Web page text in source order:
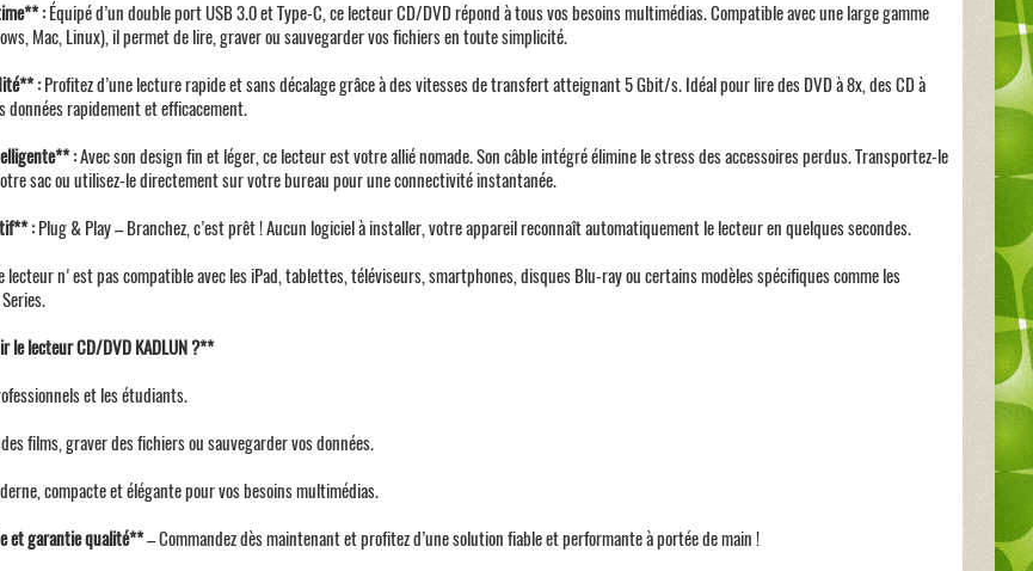
:Équipé d’un double port USB 3.0 et Type-C, ce lecteur CD/DVD répond à tous vos besoins multimédias. Compatible avec une large gamme
Mac, Linux), il permet de lire, graver ou sauvegarder vos fichiers en toute simplicité.
:Profitez d’une lecture rapide et sans décalage grâce à des vitesses de transfert atteignant 5 Gbit/s. Idéal pour lire des DVD à 8x, des CD à
données rapidement et efficacement.
:Avec son design fin et léger, ce lecteur est votre allié nomade. Son câble intégré élimine le stress des accessoires perdus. Transportez-le
sac ou utilisez-le directement sur votre bureau pour une connectivité instantanée.
:Plug & Play – Branchez, c’est prêt ! Aucun logiciel à installer, votre appareil reconnaît automatiquement le lecteur en quelques secondes.
lecteur n'est pas compatible avec les iPad, tablettes, téléviseurs, smartphones, disques Blu-ray ou certains modèles spécifiques comme les
le lecteur CD/DVD KADLUN ?**
et les étudiants.
films, graver des fichiers ou sauvegarder vos données.
compacte et élégante pour vos besoins multimédias.
et garantie qualité**– Commandez dès maintenant et profitez d’une solution fiable et performante à portée de main !